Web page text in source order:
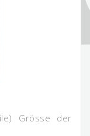
Grösse der